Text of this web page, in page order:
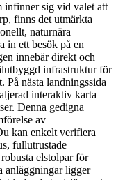
infinner sig vid valet att
finns det utmärkta
naturnära
in ett besök på en
innebär direkt och
infrastruktur för
På nästa landningssida
interaktiv karta
Denna gedigna
av
kan enkelt verifiera
fullutrustade
elstolpar för
anläggningar ligger